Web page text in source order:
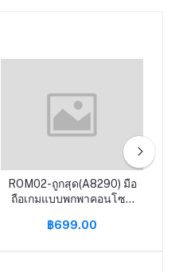
ROM02-ถูกสุด(A8290) มือ
ถือเกมแบบพกพาคอนโซล
คอนโซล64บิต GBA
฿699.00